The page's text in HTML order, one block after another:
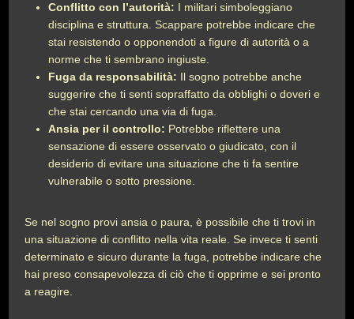
Conflitto con l’autorità: I militari simboleggiano
disciplina e struttura. Scappare potrebbe indicare che
stai resistendo o opponendoti a figure di autorità o a
norme che ti sembrano ingiuste.
Fuga da responsabilità: Il sogno potrebbe anche
suggerire che ti senti sopraffatto da obblighi o doveri e
che stai cercando una via di fuga.
Ansia per il controllo: Potrebbe riflettere una
sensazione di essere osservato o giudicato, con il
desiderio di evitare una situazione che ti fa sentire
vulnerabile o sotto pressione.
Se nel sogno provi ansia o paura, è possibile che ti trovi in
una situazione di conflitto nella vita reale. Se invece ti senti
determinato e sicuro durante la fuga, potrebbe indicare che
hai preso consapevolezza di ciò che ti opprime e sei pronto
a reagire.